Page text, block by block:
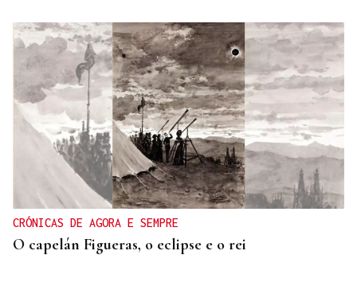
CRÓNICAS DE AGORA E SEMPRE
O capelán Figueras, o eclipse e o rei